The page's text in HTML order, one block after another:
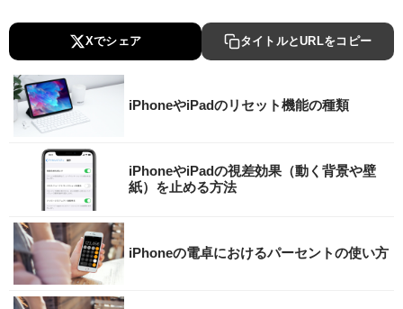
Xでシェア タイトルとURLをコピー
iPhoneやiPadのリセット機能の種類
iPhoneやiPadの視差効果（動く背景や壁
紙）を止める方法
iPhoneの電卓におけるパーセントの使い方